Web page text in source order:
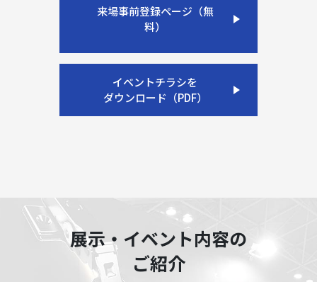
来場事前登録ページ（無
料）
イベントチラシを
ダウンロード（PDF）
展示・イベント内容の
ご紹介